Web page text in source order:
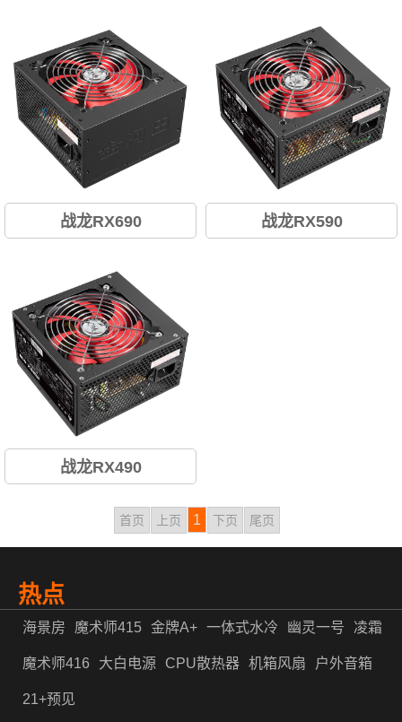
战龙RX690 战龙RX590
战龙RX490
首页 上页 1 下页 尾页
热点
海景房 魔术师415 金牌A+ 一体式水冷 幽灵一号 凌霜
魔术师416 大白电源 CPU散热器 机箱风扇 户外音箱
21+预见